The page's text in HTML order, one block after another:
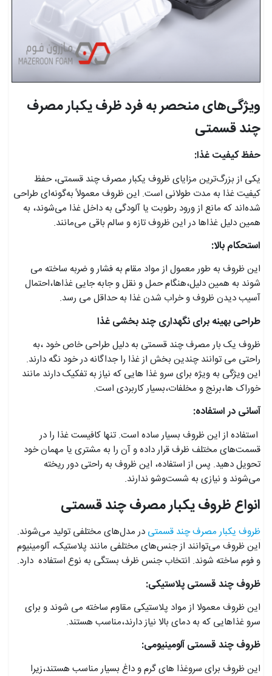
ویژگی‌های منحصر به فرد ظرف یکبار مصرف
چند قسمتی
حفظ کیفیت غذا:
یکی از بزرگ‌ترین مزایای ظروف یکبار مصرف چند قسمتی، حفظ
کیفیت غذا به مدت طولانی است. این ظروف معمولاً به‌گونه‌ای طراحی
شده‌اند که مانع از ورود رطوبت یا آلودگی به داخل غذا می‌شوند، به
همین دلیل غذاها در این ظروف تازه و سالم باقی می‌مانند.
استحکام بالا:
این ظروف به طور معمول از مواد مقام به فشار و ضربه ساخته می
شوند به همین دلیل،هنگام حمل و نقل و جابه جایی غذاها،احتمال
آسیب دیدن ظروف و خراب شدن غذا به حداقل می رسد.
طراحی بهینه برای نگهداری چند بخشی غذا
ظروف یک بار مصرف چند قسمتی به دلیل طراحی خاص خود ،به
راحتی می توانند چندین بخش از غذا را جداگانه در خود نگه دارند.
این ویژگی به ویژه برای سرو غذا هایی که نیاز به تفکیک دارند مانند
خوراک ها،برنج و مخلفات،بسیار کاربردی است.
آسانی در استفاده:
استفاده از این ظروف بسیار ساده است. تنها کافیست غذا را در
قسمت‌های مختلف ظرف قرار داده و آن را به مشتری یا مهمان خود
تحویل دهید. پس از استفاده، این ظروف به راحتی دور ریخته
می‌شوند و نیازی به شست‌وشو ندارند.
انواع ظروف یکبار مصرف چند قسمتی
ظروف یکبار مصرف چند قسمتی در مدل‌های مختلفی تولید می‌شوند.
این ظروف می‌توانند از جنس‌های مختلفی مانند پلاستیک، آلومینیوم
و فوم ساخته شوند. انتخاب جنس ظرف بستگی به نوع استفاده دارد.
ظروف چند قسمتی پلاستیکی:
این ظروف معمولا از مواد پلاستیکی مقاوم ساخته می شوند و برای
سرو غذاهایی که به دمای بالا نیاز دارند،مناسب هستند.
ظروف چند قسمتی آلومینیومی:
این ظروف برای سروغذا های گرم و داغ بسیار مناسب هستند،زیرا